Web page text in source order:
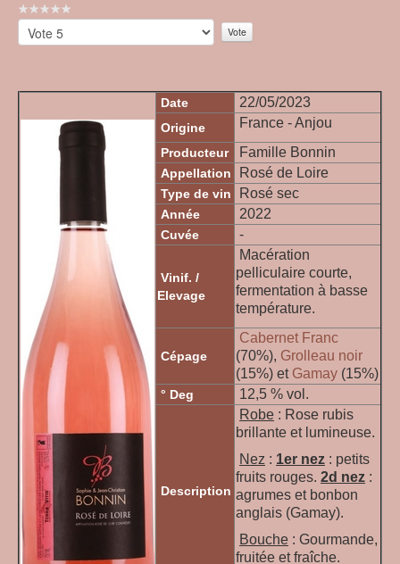
Vote
utilisateur:
Veuillez
voter
Date 22/05/2023
Origine France - Anjou
Producteur Famille Bonnin
Appellation Rosé de Loire
Type de vin Rosé sec
Année 2022
Cuvée -
Vinif. /
Elevage
Macération
pelliculaire courte,
fermentation à basse
température.
Cépage
Cabernet Franc
(70%), Grolleau noir
(15%) et Gamay (15%)
° Deg 12,5 % vol.
Description
Robe : Rose rubis
brillante et lumineuse.
Nez : 1er nez : petits
fruits rouges. 2d nez :
agrumes et bonbon
anglais (Gamay).
Bouche : Gourmande,
fruitée et fraîche.